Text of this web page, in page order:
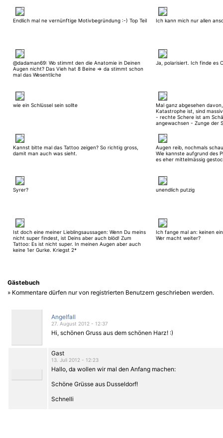
Endlich mal ne vernünftige Motivbegründung :-) Top Teil Ich kann mich nur allen
@dadaman69: Wo stimmt den die Anatomie in Deinen
Augen nicht? Das Vieh hat 8 Beine => da stimmt schon
mal das Wesentliche
Ja, polarisiert. Ich finde es
wie ein Schlüssel sein sollte
Mal ganz abgesehen
Katastrophe ist, sind
- rechte Schere ist am
angewachsen - Zunge der
Regenwurm Sorry, das is nix
Kannst bitte mal das Tattoo zeigen? So richtig gross,
damit man auch was sieht.
Augen reib, nochmals
Wie kannste aufgrund des
es eher mittelmässig
Syrer? unendlich putzig
Ist doch eine meiner Lieblingsaussagen: Wenn Du meins
nicht super findest, ist Deins aber auch blöd! Zum
Tattoo: Es ist nicht super. In meinen Augen aber auch
keine 1er Gurke. Kriegst 2*
Ich fange mal an: keinen
Wer macht weiter?
Gästebuch
» Kommentare dürfen nur von registrierten Benutzern geschrieben werden.
Angelfall
27. August 2012 - 12:37
Hi, schönen Gruss aus dem schönen Harz! :)
Gast
13. Juli 2012 - 12:23
Hallo, da wollen wir mal den Anfang machen:
Schöne Grüsse aus Dusseldorf!
Schnelli